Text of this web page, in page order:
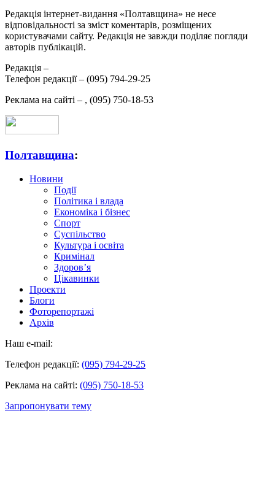
Редакція інтернет-видання «Полтавщина» не несе
відповідальності за зміст коментарів, розміщених
користувачами сайту. Редакція не завжди поділяє погляди
авторів публікацій.
Редакція –
Телефон редакції – (095) 794-29-25
Реклама на сайті – , (095) 750-18-53
Полтавщина:
Новини
Події
Політика і влада
Економіка і бізнес
Спорт
Суспільство
Культура і освіта
Кримінал
Здоров’я
Цікавинки
Проекти
Блоги
Фоторепортажі
Архів
Наш e-mail:
Телефон редакції: (095) 794-29-25
Реклама на сайті: (095) 750-18-53
Запропонувати тему